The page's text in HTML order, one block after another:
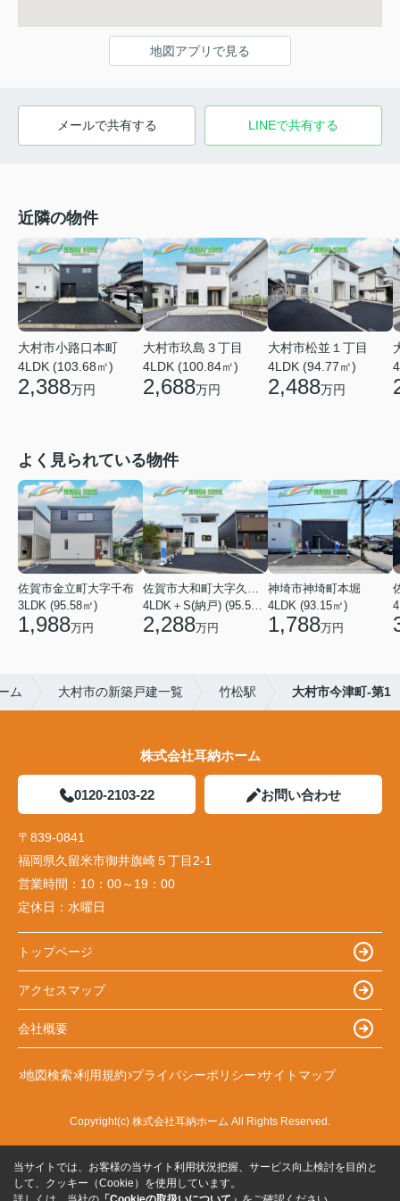
地図アプリで見る
メールで共有する LINEで共有する
近隣の物件
大村市小路口本町
4LDK (103.68㎡)
2,388万円
大村市玖島３丁目
4LDK (100.84㎡)
2,688万円
大村市松並１丁目
4LDK (94.77㎡)
2,488万円
よく見られている物件
佐賀市金立町大字千布
3LDK (95.58㎡)
1,988万円
佐賀市大和町大字久池井
4LDK＋S(納戸) (95.58㎡)
2,288万円
神埼市神埼町本堀
4LDK (93.15㎡)
1,788万円
ム 大村市の新築戸建一覧 竹松駅 大村市今津町-第1
株式会社耳納ホーム
0120-2103-22 お問い合わせ
〒839-0841
福岡県久留米市御井旗崎５丁目2-1
営業時間： 10：00～19：00
定休日： 水曜日
トップページ
アクセスマップ
会社概要
地図検索 利用規約 プライバシーポリシー サイトマップ
Copyright(c) 株式会社耳納ホーム All Rights Reserved.
当サイトでは、お客様の当サイト利用状況把握、サービス向上検討を目的と
して、クッキー（Cookie）を使用しています。